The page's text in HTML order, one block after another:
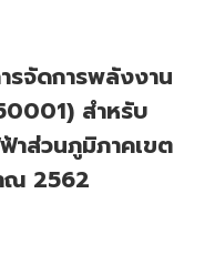
รจัดการพลังงาน
สำหรับ
าส่วนภูมิภาคเขต
ณ 2562